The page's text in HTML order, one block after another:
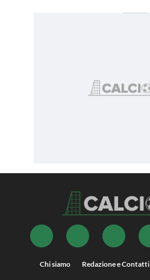
Chi siamo Redazione e Contatti